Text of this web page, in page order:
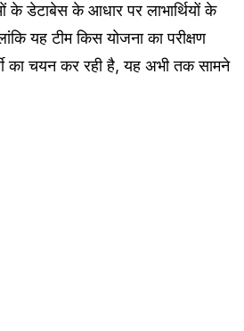
डेटाबेस के आधार पर लाभार्थियों के
यह टीम किस योजना का परीक्षण
का चयन कर रही है, यह अभी तक सामने